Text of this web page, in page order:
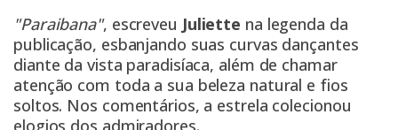
"Paraibana", escreveu Juliette na legenda da
publicação, esbanjando suas curvas dançantes
diante da vista paradisíaca, além de chamar
atenção com toda a sua beleza natural e fios
soltos. Nos comentários, a estrela colecionou